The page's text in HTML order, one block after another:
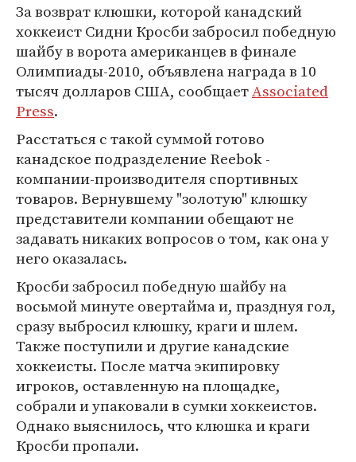
За возврат клюшки, которой канадский
хоккеист Сидни Кросби забросил победную
шайбу в ворота американцев в финале
Олимпиады-2010, объявлена награда в 10
тысяч долларов США, сообщаетAssociated
Press.
Расстаться с такой суммой готово
канадское подразделение Reebok -
компании-производителя спортивных
товаров. Вернувшему "золотую" клюшку
представители компании обещают не
задавать никаких вопросов о том, как она у
него оказалась.
Кросби забросил победную шайбу на
восьмой минуте овертайма и, празднуя гол,
сразу выбросил клюшку, краги и шлем.
Также поступили и другие канадские
хоккеисты. После матча экипировку
игроков, оставленную на площадке,
собрали и упаковали в сумки хоккеистов.
Однако выяснилось, что клюшка и краги
Кросби пропали.